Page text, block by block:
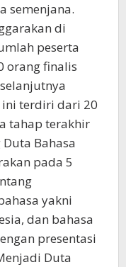
semenjana.
di
peserta
orang finalis
ini terdiri dari 20
tahap terakhir
Bahasa
pada 5
yakni
dan bahasa
presentasi
Duta